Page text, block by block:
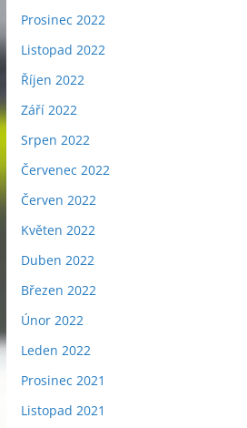
Prosinec 2022
Listopad 2022
Říjen 2022
Září 2022
Srpen 2022
Červenec 2022
Červen 2022
Květen 2022
Duben 2022
Březen 2022
Únor 2022
Leden 2022
Prosinec 2021
Listopad 2021